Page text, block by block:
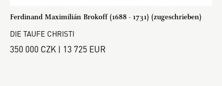
Ferdinand Maximilián Brokoff (1688 - 1731) (zugeschrieben)
DIE TAUFE CHRISTI
350 000 CZK | 13 725 EUR